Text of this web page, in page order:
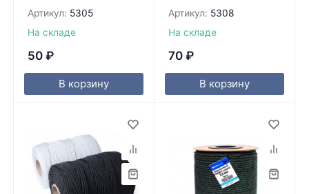
Артикул: 5305
На складе
50 ₽
В корзину
Артикул: 5308
На складе
70 ₽
В корзину